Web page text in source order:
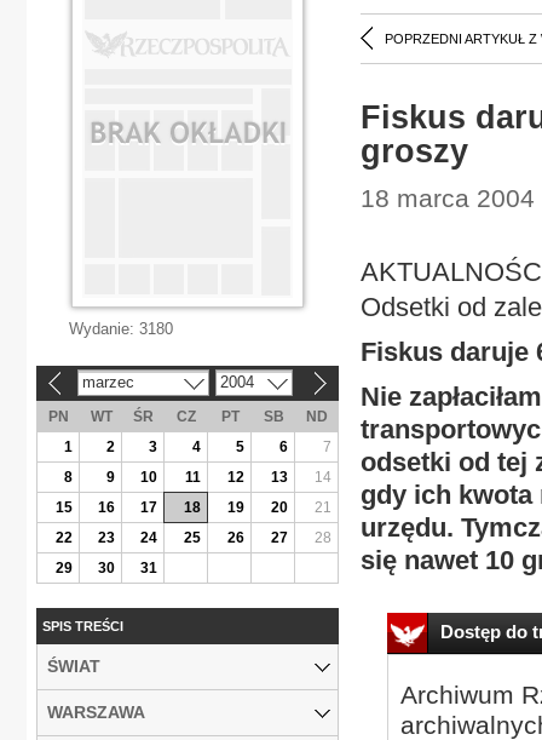
POPRZEDNI ARTYKUŁ Z
Fiskus
groszy
18 marca
Odsetki od
Fiskus daruje
Nie
odsetki od tej
gdy ich kwota
urzędu.
się nawet 10
Dostęp do
Archiwum
Wydanie: 3180
marzec 2004
PN WT ŚR CZ PT SB
ND
1
2 3 4 5 6
7
8
9 10 11 12 13
14
15
16 17 18 19 20
21
22
23 24 25 26 27
28
29
30 31
SPIS TREŚCI
ŚWIAT
WARSZAWA